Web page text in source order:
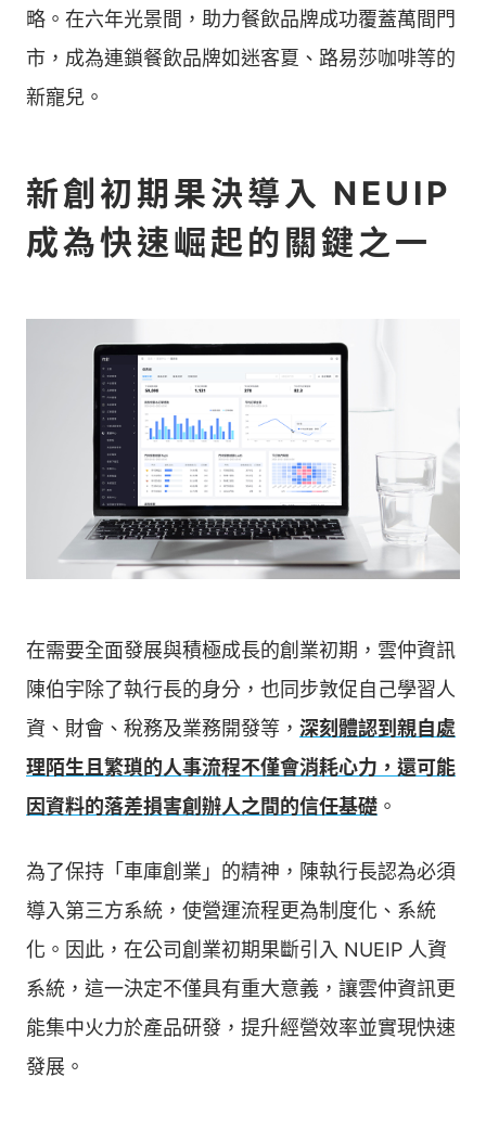
略。在六年光景間，助力餐飲品牌成功覆蓋萬間門
市，成為連鎖餐飲品牌如迷客夏、路易莎咖啡等的
新寵兒。
新創初期果決導入 NEUIP
成為快速崛起的關鍵之一
在需要全面發展與積極成長的創業初期，雲仲資訊
陳伯宇除了執行長的身分，也同步敦促自己學習人
資、財會、稅務及業務開發等， 深刻體認到親自處
理陌生且繁瑣的人事流程不僅會消耗心力，還可能
因資料的落差損害創辦人之間的信任基礎 。
為了保持「車庫創業」的精神，陳執行長認為必須
導入第三方系統，使營運流程更為制度化、系統
化。因此，在公司創業初期果斷引入 NUEIP 人資
系統，這一決定不僅具有重大意義，讓雲仲資訊更
能集中火力於產品研發，提升經營效率並實現快速
發展。